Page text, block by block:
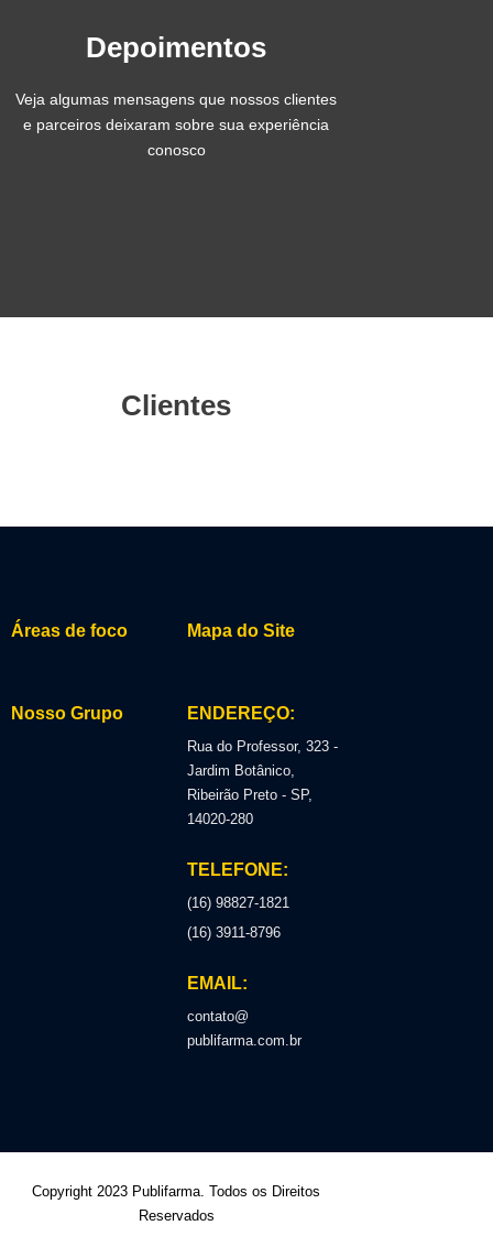
Depoimentos
Veja algumas mensagens que nossos clientes
e parceiros deixaram sobre sua experiência
conosco
Clientes
Áreas de foco Mapa do Site
Nosso Grupo ENDEREÇO:
Rua do Professor, 323 -
Jardim Botânico,
Ribeirão Preto - SP,
14020-280
TELEFONE:
(16) 98827-1821
(16) 3911-8796
EMAIL:
contato@
publifarma.com.br
Copyright 2023 Publifarma. Todos os Direitos
Reservados